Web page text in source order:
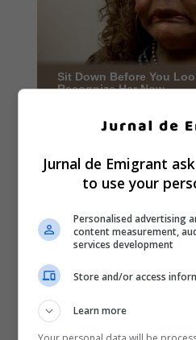
Jurnal de Emigrant
to use your
Personalised advertising
content measurement,
services development
Store and/or access
Learn more